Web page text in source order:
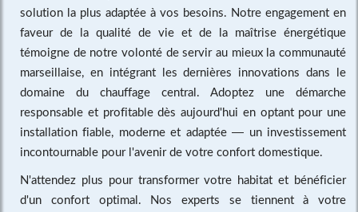
solution la plus adaptée à vos besoins. Notre engagement en
faveur de la qualité de vie et de la maîtrise énergétique
témoigne de notre volonté de servir au mieux la communauté
marseillaise, en intégrant les dernières innovations dans le
domaine du chauffage central. Adoptez une démarche
responsable et profitable dès aujourd'hui en optant pour une
installation fiable, moderne et adaptée — un investissement
incontournable pour l'avenir de votre confort domestique.
N'attendez plus pour transformer votre habitat et bénéficier
d'un confort optimal. Nos experts se tiennent à votre